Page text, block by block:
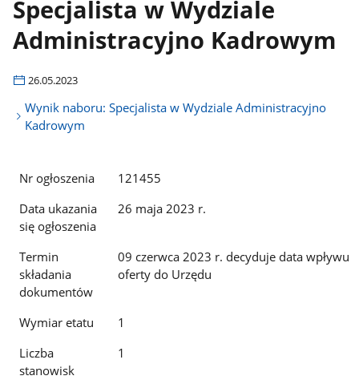
Specjalista w Wydziale
Administracyjno Kadrowym
26.05.2023
Wynik naboru: Specjalista w Wydziale Administracyjno
Kadrowym
Nr ogłoszenia
121455
Data ukazania
się ogłoszenia
26 maja 2023 r.
Termin
składania
dokumentów
09 czerwca 2023 r. decyduje data wpływu
oferty do Urzędu
Wymiar etatu
1
Liczba
stanowisk
1